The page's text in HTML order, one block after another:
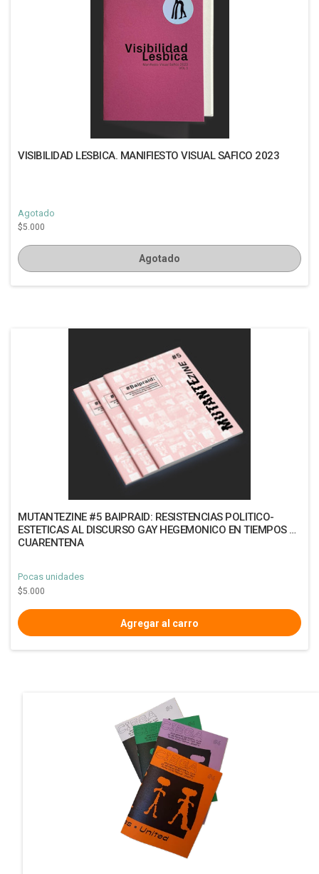
VISIBILIDAD LESBICA. MANIFIESTO VISUAL SAFICO 2023
Agotado
$5.000
Agotado
MUTANTEZINE #5 BAIPRAID: RESISTENCIAS POLITICO-
ESTETICAS AL DISCURSO GAY HEGEMONICO EN TIEMPOS DE
CUARENTENA
Pocas unidades
$5.000